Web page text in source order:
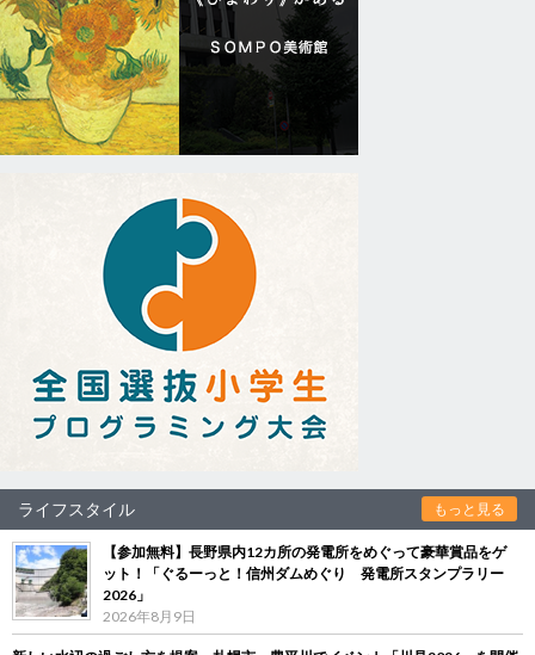
ライフスタイル もっと見る
【参加無料】長野県内12カ所の発電所をめぐって豪華賞品をゲ
ット！「ぐるーっと！信州ダムめぐり 発電所スタンプラリー
2026」
2026年8月9日